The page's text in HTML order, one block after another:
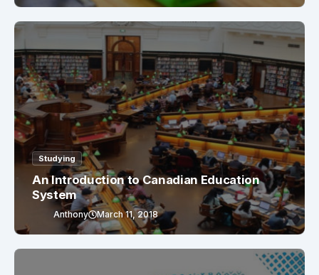
Studying
An Introduction to Canadian Education
System
Anthony March 11, 2018